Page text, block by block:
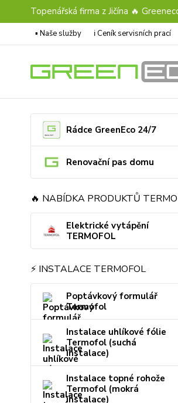
Topenářská firma z Jičína 🔥
▪️ Naše služby ℹ︎ Ceník servisních prací
Rádce GreenEco 24/7
Renovační pas domu
🔥 NABÍDKA PRODUKTŮ
Elektrické vytápění
TERMOFOL
⚡ INSTALACE TERMOFOL
Poptávkový formulář
Termofol
Instalace uhlíkové fólie
Termofol (suchá
instalace)
Instalace topné rohože
Termofol (mokrá
instalace)